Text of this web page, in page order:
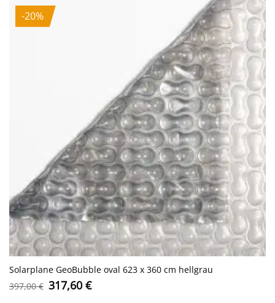
-20%
Solarplane GeoBubble oval 623 x 360 cm hellgrau
397,00€ Ursprünglicher
Preis
317,60 €Aktueller